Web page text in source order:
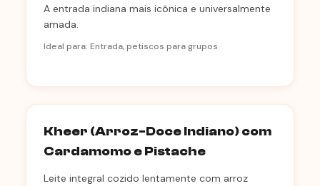
A entrada indiana mais icônica e universalmente
amada.
Ideal para: Entrada, petiscos para grupos
Kheer (Arroz-Doce Indiano) com
Cardamomo e Pistache
Leite integral cozido lentamente com arroz